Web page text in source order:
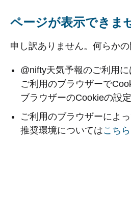
ページが表示できま
申し訳ありません。何らか
@nifty天気予報のご利用
ご利用のブラウザーで
ブラウザーのCookieの設
ご利用のブラウザーによ
推奨環境についてはこちら